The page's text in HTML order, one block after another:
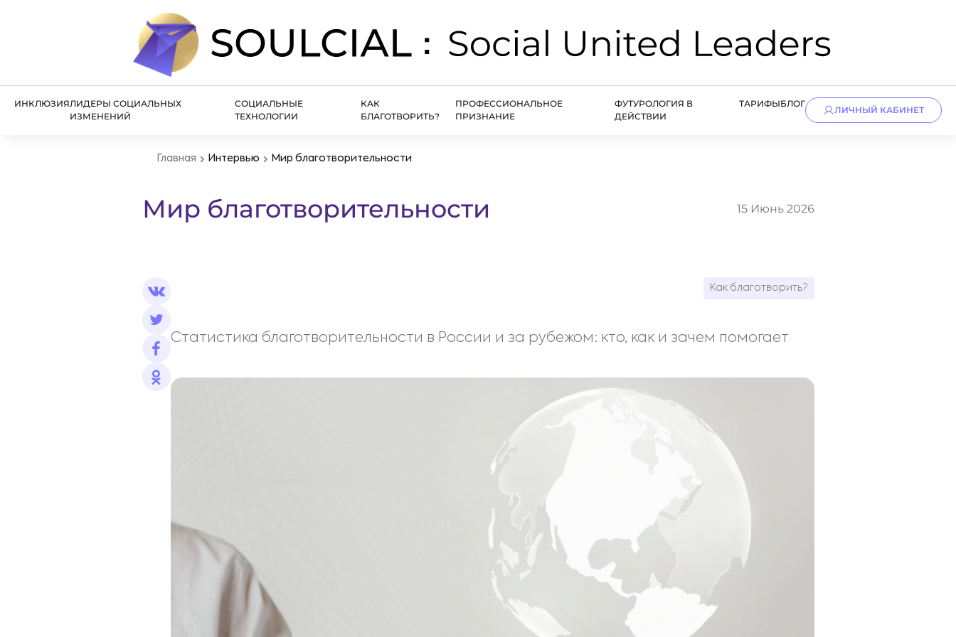
ИНКЛЮЗИЯЛИДЕРЫ СОЦИАЛЬНЫХ
ИЗМЕНЕНИЙ
СОЦИАЛЬНЫЕ
ТЕХНОЛОГИИ
КАК
БЛАГОТВОРИТЬ?
ПРОФЕССИОНАЛЬНОЕ
ПРИЗНАНИЕ
ФУТУРОЛОГИЯ В
ДЕЙСТВИИ
ТАРИФЫБЛОГ
ЛИЧНЫЙ КАБИНЕТ
Главная Интервью Мир благотворительности
Мир благотворительности 15 Июнь 2026
Как благотворить?
Статистика благотворительности в России и за рубежом: кто, как и зачем помогает